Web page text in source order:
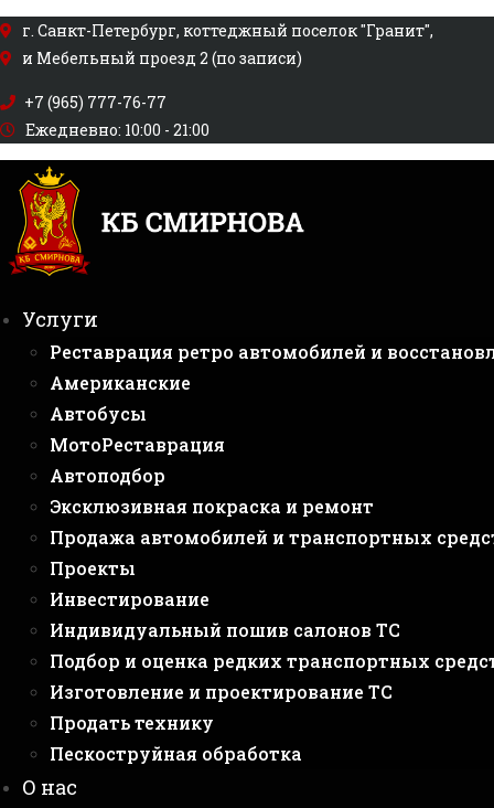
Перейти
к
г. Санкт-Петербург, коттеджный поселок "Гранит",
и Мебельный проезд 2 (по записи)
+7 (965) 777-76-77
Ежедневно: 10:00 - 21:00
Услуги
Реставрация ретро автомобилей и
Американские
Автобусы
МотоРеставрация
Автоподбор
Эксклюзивная покраска и ремонт
Продажа автомобилей и транспортных
Проекты
Инвестирование
Индивидуальный пошив салонов ТС
Подбор и оценка редких транспортных
Изготовление и проектирование ТС
Продать технику
Пескоструйная обработка
О нас